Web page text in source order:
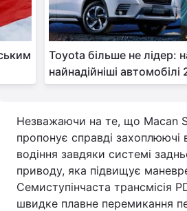
Toyota більше не лідер:
найнадійніші
Незважаючи на те, що Macan
пропонує справді захоплюючі
водіння завдяки системі
приводу, яка підвищує
Семиступінчаста трансмісія
швидке плавне перемикання